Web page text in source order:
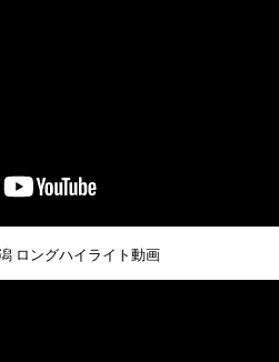
ロングハイライト動画